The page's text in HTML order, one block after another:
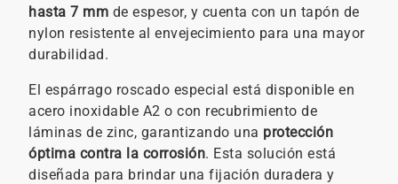
hasta 7 mm de espesor, y cuenta con un tapón de
nylon resistente al envejecimiento para una mayor
durabilidad.
El espárrago roscado especial está disponible en
acero inoxidable A2 o con recubrimiento de
láminas de zinc, garantizando una protección
óptima contra la corrosión. Esta solución está
diseñada para brindar una fijación duradera y